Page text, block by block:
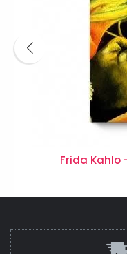
Frida Kahlo